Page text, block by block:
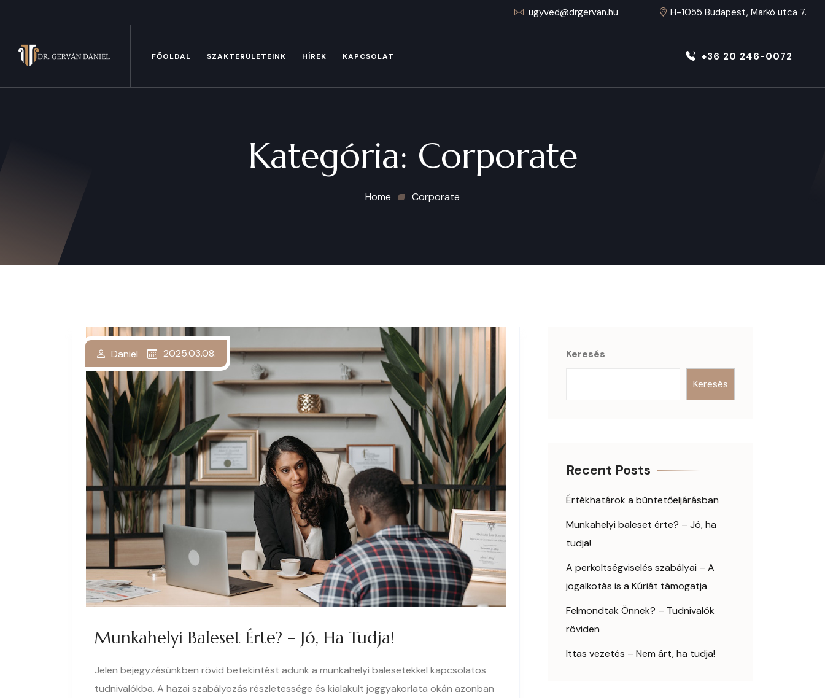
ugyved@drgervan.hu H-1055 Budapest, Markó utca 7.
FŐOLDAL SZAKTERÜLETEINK HÍREK KAPCSOLAT +36 20 246-0072
Kategória: Corporate
Home Corporate
Munkahelyi Baleset Érte? – Jó, Ha Tudja!
Daniel 2025.03.08.
Jelen bejegyzésünkben rövid betekintést adunk a munkahelyi balesetekkel kapcsolatos
tudnivalókba. A hazai szabályozás részletessége és kialakult joggyakorlata okán azonban
Keresés
Keresés
Recent Posts
Értékhatárok a büntetőeljárásban
Munkahelyi baleset érte? – Jó, ha
tudja!
A perköltségviselés szabályai – A
jogalkotás is a Kúriát támogatja
Felmondtak Önnek? – Tudnivalók
röviden
Ittas vezetés – Nem árt, ha tudja!